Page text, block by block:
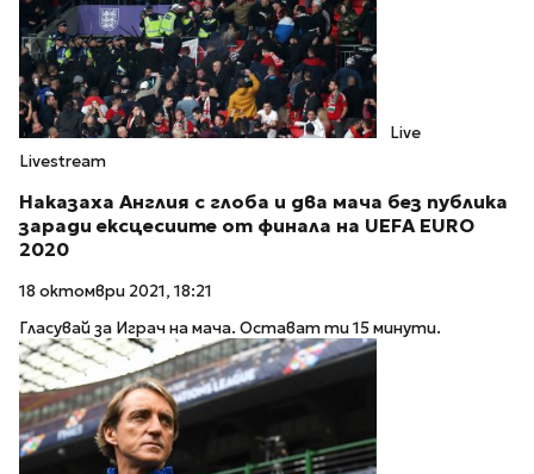
Live
Livestream
Наказаха Англия с глоба и два мача без публика
заради ексцесиите от финала на UEFA EURO
2020
18 октомври 2021, 18:21
Гласувай за Играч на мача. Остават ти 15 минути.